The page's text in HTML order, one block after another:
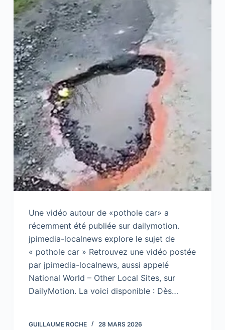
Une vidéo autour de «pothole car» a
récemment été publiée sur dailymotion.
jpimedia-localnews explore le sujet de
« pothole car » Retrouvez une vidéo postée
par jpimedia-localnews, aussi appelé
National World – Other Local Sites, sur
DailyMotion. La voici disponible : Dès…
GUILLAUME ROCHE 28 MARS 2026